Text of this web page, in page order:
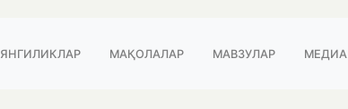
ЯНГИЛИКЛАР МАҚОЛАЛАР МАВЗУЛАР МЕДИА